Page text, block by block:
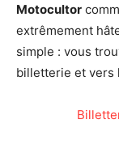
Motocultor
extrêmement
simple : vous
billetterie et vers